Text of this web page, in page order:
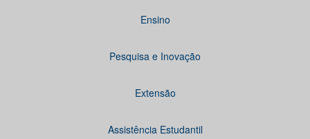
Ensino
Pesquisa e Inovação
Extensão
Assistência Estudantil